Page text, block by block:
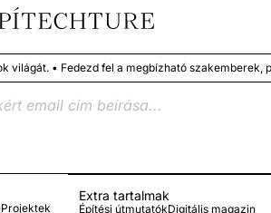
fel a megbízható szakemberek, prémium
Projektek
Extra tartalmak
Építési útmutatókDigitális magazin